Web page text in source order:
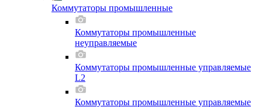
Коммутаторы промышленные
Коммутаторы промышленные
неуправляемые
Коммутаторы промышленные управляемые
L2
Коммутаторы промышленные управляемые